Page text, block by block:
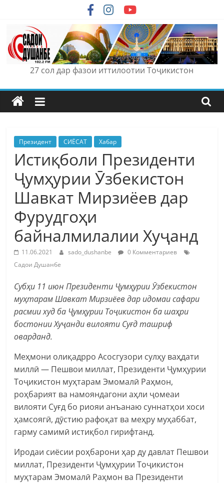
content
27 сол дар фазои иттилоотии Тоҷикистон
Президент СИЁСАТ Хабар
Истиқболи Президенти
Ҷумҳурии Ӯзбекистон
Шавкат Мирзиёев дар
Фурудгоҳи
байналмилалии Хуҷанд
11.06.2021 sado_dushanbe
0 Комментариев
Садои Душанбе
Субҳи 11 июн Президенти Ҷумҳурии Ӯзбекистон
муҳтарам Шавкат Мирзиёев дар идомаи сафари
расмии худ ба Ҷумҳурии Тоҷикистон ба шаҳри
бостонии Хуҷанди вилояти Суғд ташриф
оварданд.
Меҳмони олиқадрро Асосгузори сулҳу ваҳдати
миллӣ — Пешвои миллат, Президенти Ҷумҳурии
Тоҷикистон муҳтарам Эмомалӣ Раҳмон,
роҳбарият ва намояндагони аҳли ҷомеаи
вилояти Суғд бо риояи анъанаю суннатҳои хоси
ҳамсоягӣ, дӯстию рафоқат ва меҳру муҳаббат,
гарму самимӣ истиқбол гирифтанд.
Иродаи сиёсии роҳбарони ҳар ду давлат Пешвои
миллат, Президенти Ҷумҳурии Тоҷикистон
муҳтарам Эмомалӣ Раҳмон ва Президенти